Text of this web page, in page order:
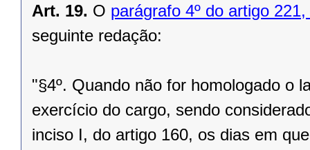
Art. 19. O parágrafo 4º do artigo
seguinte redação:
"§4º. Quando não for homologado o
exercício do cargo, sendo
inciso I, do artigo 160, os dias em